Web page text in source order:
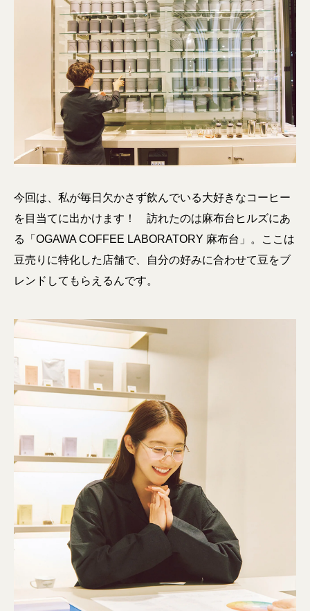
今回は、私が毎日欠かさず飲んでいる大好きなコーヒー
を目当てに出かけます！ 訪れたのは麻布台ヒルズにあ
る「OGAWA COFFEE LABORATORY 麻布台」。ここは
豆売りに特化した店舗で、自分の好みに合わせて豆をブ
レンドしてもらえるんです。